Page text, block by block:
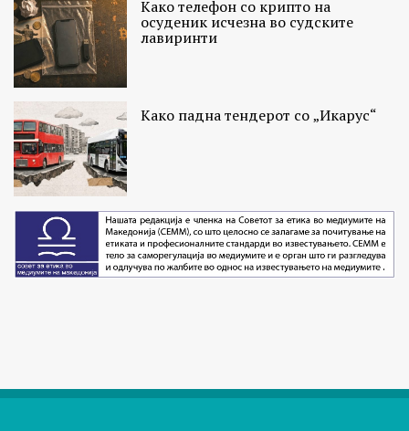
Како телефон со крипто на
осуденик исчезна во судските
лавиринти
Како падна тендерот со „Икарус“